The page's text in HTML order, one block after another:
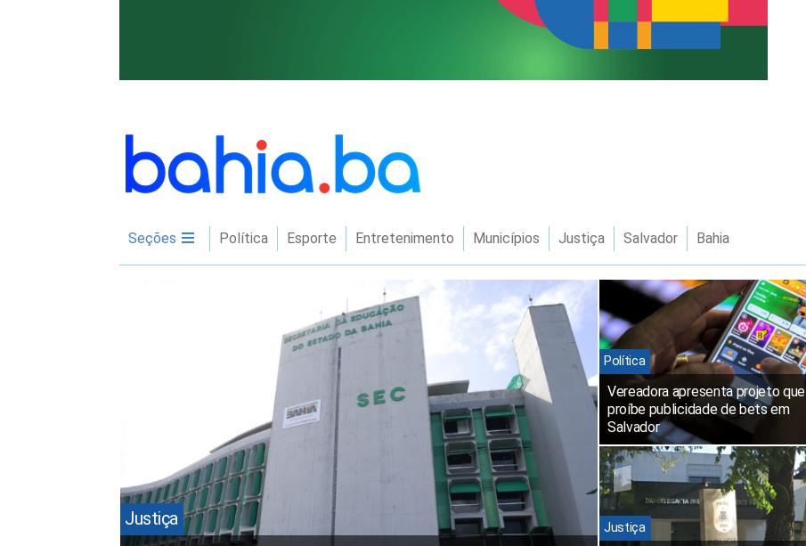
Seções Política Esporte Entretenimento Municípios Justiça Salvador Bahia
Justiça
Política
Vereadora apresenta projeto que
proíbe publicidade de bets em
Salvador
Justiça